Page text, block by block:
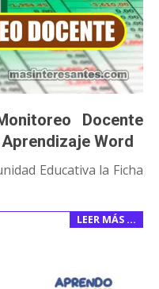
Docente
Word
Educativa la Ficha
LEER MÁS …